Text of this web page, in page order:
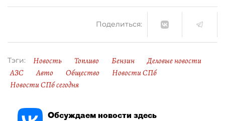
Поделиться:
Тэги: Новость Топливо Бензин
Деловые новости
АЗС
Авто Общество
Новости СПб
Новости СПб сегодня
Обсуждаем новости здесь